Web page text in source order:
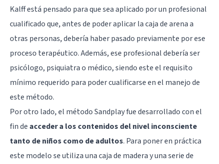
Kalff está pensado para que sea aplicado por un profesional
cualificado que, antes de poder aplicar la caja de arena a
otras personas, debería haber pasado previamente por ese
proceso terapéutico. Además, ese profesional debería ser
psicólogo, psiquiatra o médico, siendo este el requisito
mínimo requerido para poder cualificarse en el manejo de
este método.
Por otro lado, el método Sandplay fue desarrollado con el
fin de acceder a los contenidos del nivel inconsciente
tanto de niños como de adultos. Para poner en práctica
este modelo se utiliza una caja de madera y una serie de